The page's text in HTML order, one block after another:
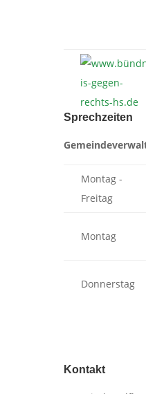
Sprechzeiten
Montag -
Freitag
Montag
Donnerstag
Kontakt